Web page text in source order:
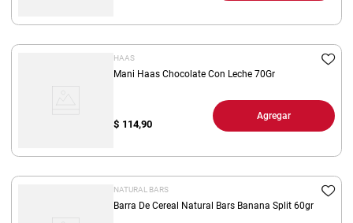
HAAS
Mani Haas Chocolate Con Leche 70Gr
$ 114,90
Agregar
NATURAL BARS
Barra De Cereal Natural Bars Banana Split 60gr